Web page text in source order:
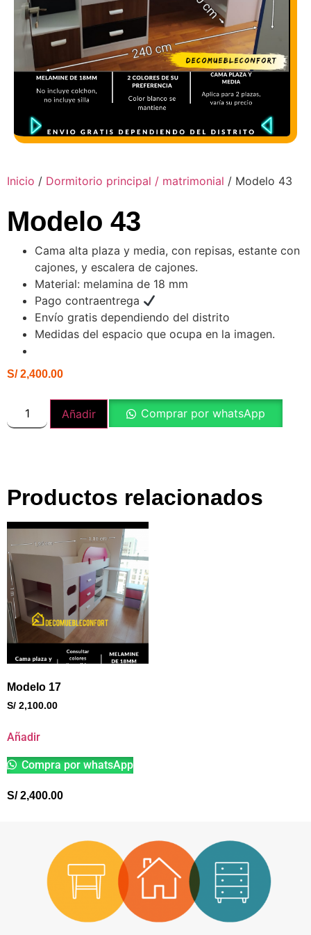
Inicio / Dormitorio principal / matrimonial / Modelo 43
Modelo 43
Cama alta plaza y media, con repisas, estante con
cajones, y escalera de cajones.
Material: melamina de 18 mm
Pago contraentrega
Envío gratis dependiendo del distrito
Medidas del espacio que ocupa en la imagen.
S/2,400.00
Añadir Comprar por whatsApp
Productos relacionados
Modelo 17
S/ 2,100.00
Añadir
Compra por whatsApp
S/2,400.00